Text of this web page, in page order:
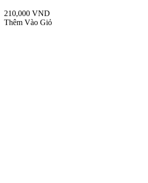
210,000 VND
Thêm Vào Giỏ